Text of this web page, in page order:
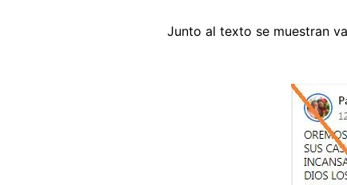
Junto al texto se muestran